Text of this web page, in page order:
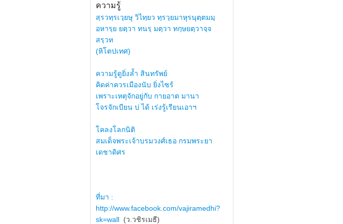
ความรู้
สฺรวทฺรเวฺยษุ วิไทฺยว ทฺรวฺยมาหุรนุตฺตมมฺ
อหารฺย ยตฺวา ทนรฺ มตฺวา ทกฺษยตฺวาจฺจ
สรฺวท
(หิโตปเทศ)
ความรู้ดูยิ่งล้ำ สินทรัพย์
คิดค่าควรเมืองนับ ยิ่งไซร้
เพราะเหตุจักอยู่กับ กายอาต มานา
โจรจักเบียน บ่ ได้ เร่งรู้เรียนเอาฯ
โคลงโลกนิติ
สมเด็จพระเจ้าบรมวงศ์เธอ กรมพระยา
เดชาดิศร
ที่มา :
http://www.facebook.com/vajiramedhi?
sk=wall(ว.วชิรเมธี)